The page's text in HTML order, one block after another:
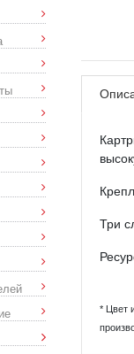
Три
* Цвет